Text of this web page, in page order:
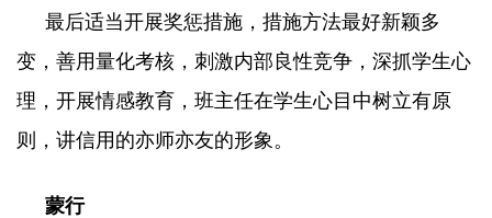
最后适当开展奖惩措施，措施方法最好新颖多
变，善用量化考核，刺激内部良性竞争，深抓学生心
理，开展情感教育，班主任在学生心目中树立有原
则，讲信用的亦师亦友的形象。
蒙行